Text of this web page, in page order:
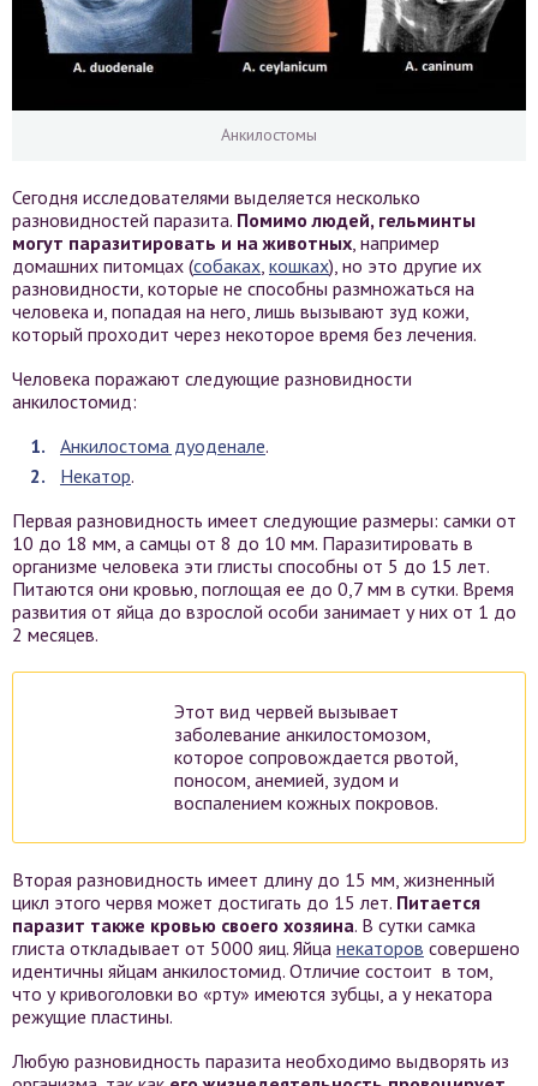
Анкилостомы
Сегодня исследователями выделяется несколько
разновидностей паразита. Помимо людей, гельминты
могут паразитировать и на животных , например
домашних питомцах (собаках кошках), но это другие их
разновидности, которые не способны размножаться на
человека и, попадая на него, лишь вызывают зуд кожи,
который проходит через некоторое время без лечения.
Человека поражают следующие разновидности
анкилостомид:
Анкилостома дуоденале.
Некатор.
Первая разновидность имеет следующие размеры: самки от
10 до 18 мм, а самцы от 8 до 10 мм. Паразитировать в
организме человека эти глисты способны от 5 до 15 лет.
Питаются они кровью, поглощая ее до 0,7 мм в сутки. Время
развития от яйца до взрослой особи занимает у них от 1 до
2 месяцев.
Этот вид червей вызывает
заболевание анкилостомозом,
которое сопровождается рвотой,
поносом, анемией, зудом и
воспалением кожных покровов.
Вторая разновидность имеет длину до 15 мм, жизненный
цикл этого червя может достигать до 15 лет. Питается
паразит также кровью своего хозяина. В сутки самка
глиста откладывает от 5000 яиц. Яйца некаторов совершено
идентичны яйцам анкилостомид. Отличие состоит в том,
что у кривоголовки во «рту» имеются зубцы, а у некатора
режущие пластины.
Любую разновидность паразита необходимо выдворять из